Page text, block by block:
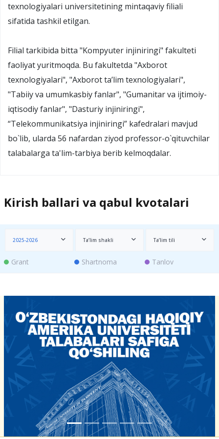
texnologiyalari universitetining mintaqaviy filiali
sifatida tashkil etilgan.
Filial tarkibida bitta "Kompyuter injiniringi" fakulteti
faoliyat yuritmoqda. Bu fakultetda "Axborot
texnologiyalari", "Axborot ta’lim texnologiyalari",
"Tabiiy va umumkasbiy fanlar", "Gumanitar va ijtimoiy-
iqtisodiy fanlar", "Dasturiy injiniringi",
“Telekommunikatsiya injiniringi” kafedralari mavjud
bo`lib, ularda 56 nafardan ziyod professor-o`qituvchilar
talabalarga ta'lim-tarbiya berib kelmoqdalar.
Kirish ballari va qabul kvotalari
2025-2026 Ta’lim shakli Ta’lim tili
Grant Shartnoma Tanlov